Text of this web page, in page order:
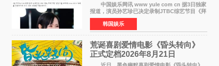
中国娱乐网讯 www yule com cn 据3日独家
报道，演员孙艺珍已决定录制JTBC综艺节目《拜
托了冰箱》，目前正在协调具体细节。这是孙艺
珍首次公开个人冰箱，也是她婚后首次以玄彬的
妻子身份参与
韩国娱乐
荒诞喜剧爱情电影《昏头转向》
正式定档2026年8月21日